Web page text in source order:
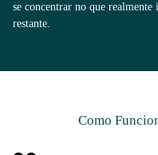
se concentrar no que
restante.
Como